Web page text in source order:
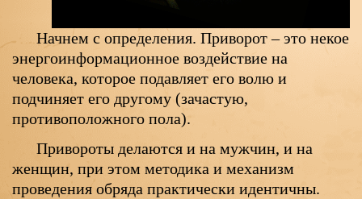
Начнем с определения. Приворот – это некое
энергоинформационное воздействие на
человека, которое подавляет его волю и
подчиняет его другому (зачастую,
противоположного пола).
Привороты делаются и на мужчин, и на
женщин, при этом методика и механизм
проведения обряда практически идентичны.